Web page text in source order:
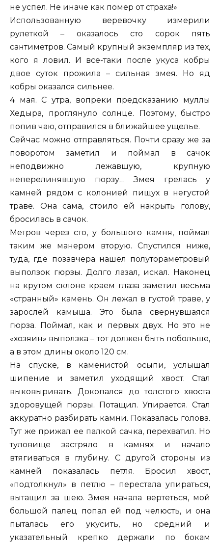
не успел. Не иначе как помер от страха!»
Использованную веревочку измерили
рулеткой – оказалось сто сорок пять
сантиметров. Самый крупный экземпляр из тех,
кого я ловил. И все-таки после укуса кобры
двое суток прожила – сильная змея. Но яд
кобры оказался сильнее.
4 мая. С утра, вопреки предсказанию муллы
Хедыра, проглянуло солнце. Поэтому, быстро
попив чаю, отправился в ближайшее ущелье.
Сейчас можно отправляться. Почти сразу же за
поворотом заметил и поймал в сачок
неподвижно лежавшую, крупную
неперелинявшую гюрзу… Змея грелась у
камней рядом с колонией пищух в негустой
траве. Она сама, стоило ей накрыть голову,
бросилась в сачок.
Метров через сто, у большого камня, поймал
таким же манером вторую. Спустился ниже,
туда, где позавчера нашел полутораметровый
выползок гюрзы. Долго лазал, искал. Наконец
на крутом склоне краем глаза заметил весьма
«странный» камень. Он лежал в густой траве, у
зарослей камыша. Это была свернувшаяся
гюрза. Поймал, как и первых двух. Но это не
«хозяин» выползка – тот должен быть побольше,
а в этом длины около 120 см.
На спуске, в каменистой осыпи, услышал
шипение и заметил уходящий хвост. Стал
выковыривать. Докопался до толстого хвоста
здоровущей гюрзы. Потащил. Упирается. Стал
аккуратно разбирать камни. Показалась голова.
Тут же прижал ее палкой сачка, перехватил. Но
туловище застряло в камнях и начало
втягиваться в глубину. С другой стороны из
камней показалась петля. Бросил хвост,
«подтолкнул» в петлю – перестала упираться,
вытащил за шею. Змея начала вертеться, мой
большой палец попал ей под челюсть, и она
пыталась его укусить, но средний и
указательный крепко держали по бокам